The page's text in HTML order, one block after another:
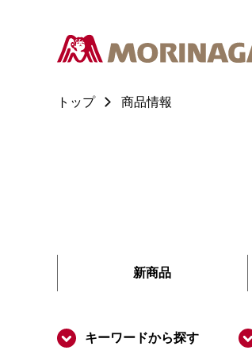
トップ 商品情報
新商品
キーワードから探す